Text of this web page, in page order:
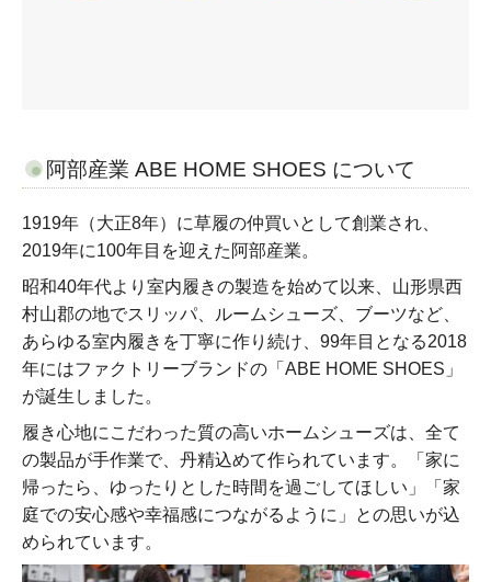
阿部産業 ABE HOME SHOES について
1919年（大正8年）に草履の仲買いとして創業され、
2019年に100年目を迎えた阿部産業。
昭和40年代より室内履きの製造を始めて以来、山形県西
村山郡の地でスリッパ、ルームシューズ、ブーツなど、
あらゆる室内履きを丁寧に作り続け、99年目となる2018
年にはファクトリーブランドの「ABE HOME SHOES」
が誕生しました。
履き心地にこだわった質の高いホームシューズは、全て
の製品が手作業で、丹精込めて作られています。「家に
帰ったら、ゆったりとした時間を過ごしてほしい」「家
庭での安心感や幸福感につながるように」との思いが込
められています。